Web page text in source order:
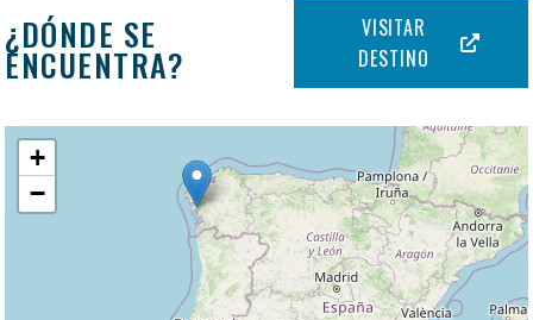
¿DÓNDE SE
ENCUENTRA?
VISITAR
DESTINO
+
−